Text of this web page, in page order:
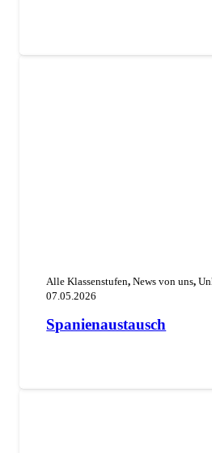
Alle Klassenstufen,News von uns,
07.05.2026
Spanienaustausch